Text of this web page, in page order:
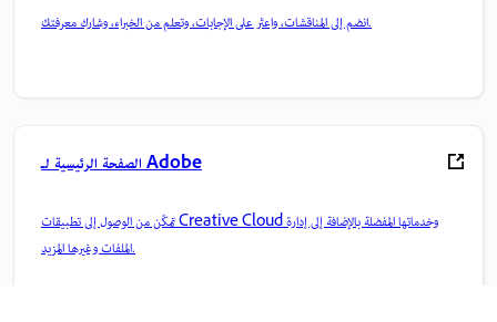
انضم إلى المناقشات، واعثر على الإجابات، وتعلم من الخبراء، وشارك معرفتك.
الصفحة الرئيسية لـ Adobe
تمكّن من الوصول إلى تطبيقات Creative Cloud وخدماتها المفضلة بالإضافة إلى إدارة
الملفات وغيرها المزيد.